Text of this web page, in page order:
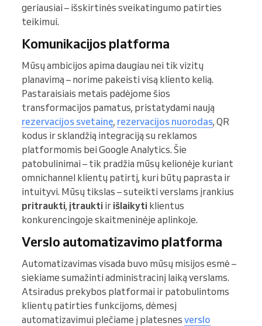
geriausiai – išskirtinės sveikatingumo patirties
teikimui.
Komunikacijos platforma
Mūsų ambicijos apima daugiau nei tik vizitų
planavimą – norime pakeisti visą kliento kelią.
Pastaraisiais metais padėjome šios
transformacijos pamatus, pristatydami naują
rezervacijos svetainę, rezervacijos nuorodas, QR
kodus ir sklandžią integraciją su reklamos
platformomis bei Google Analytics. Šie
patobulinimai – tik pradžia mūsų kelionėje kuriant
omnichannel klientų patirtį, kuri būtų paprasta ir
intuityvi. Mūsų tikslas – suteikti verslams įrankius
pritraukti, įtraukti ir išlaikyti klientus
konkurencingoje skaitmeninėje aplinkoje.
Verslo automatizavimo platforma
Automatizavimas visada buvo mūsų misijos esmė –
siekiame sumažinti administracinį laiką verslams.
Atsiradus prekybos platformai ir patobulintoms
klientų patirties funkcijoms, dėmesį
automatizavimui plečiame į platesnes verslo